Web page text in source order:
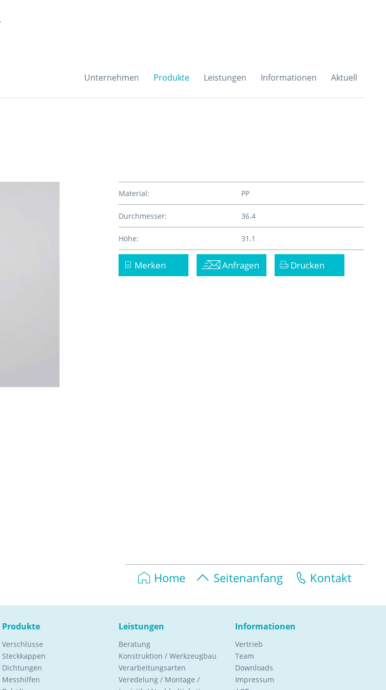
Unternehmen Produkte Leistungen Informationen Aktuell
Material: PP
Durchmesser: 36.4
Höhe: 31.1
Merken Anfragen Drucken
Home Seitenanfang Kontakt
Produkte
Verschlüsse
Steckkappen
Dichtungen
Messhilfen
Leistungen
Beratung
Konstruktion / Werkzeugbau
Verarbeitungsarten
Veredelung / Montage /
Informationen
Vertrieb
Team
Downloads
Impressum